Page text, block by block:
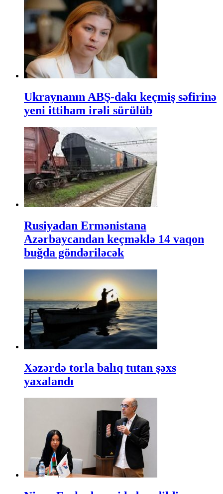
Ukraynanın ABŞ-dakı keçmiş səfirinə
yeni ittiham irəli sürülüb
Rusiyadan Ermənistana
Azərbaycandan keçməklə 14 vaqon
buğda göndəriləcək
Xəzərdə torla balıq tutan şəxs
yaxalandı